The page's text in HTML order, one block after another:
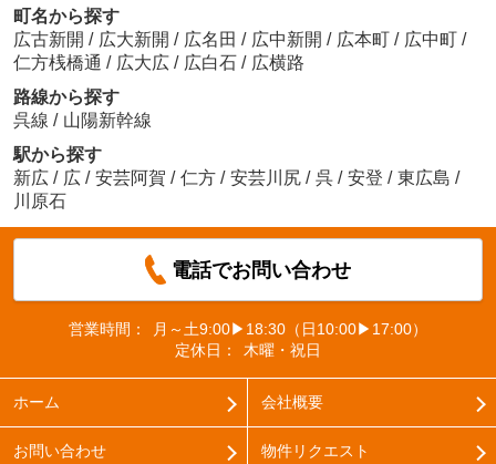
町名から探す
広古新開 / 広大新開 / 広名田 / 広中新開 / 広本町 / 広中町 /
仁方桟橋通 / 広大広 / 広白石 / 広横路
路線から探す
呉線 / 山陽新幹線
駅から探す
新広 / 広 / 安芸阿賀 / 仁方 / 安芸川尻 / 呉 / 安登 / 東広島 /
川原石
電話でお問い合わせ
営業時間：
月～土9:00▶18:30（日10:00▶17:00）
定休日：
木曜・祝日
ホーム 会社概要
お問い合わせ 物件リクエスト